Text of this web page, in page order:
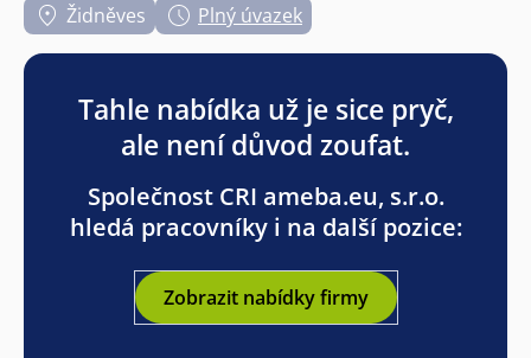
Židněves Plný úvazek
Tahle nabídka už je sice pryč,
ale není důvod zoufat.
Společnost CRI ameba.eu, s.r.o.
hledá pracovníky i na další pozice:
Zobrazit nabídky firmy